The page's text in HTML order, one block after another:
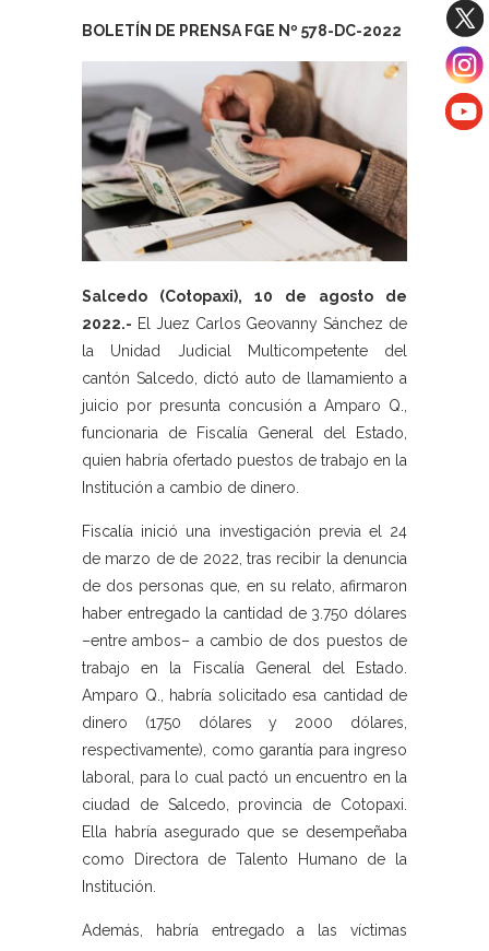
BOLETÍN DE PRENSA FGE Nº 578-DC-2022
Salcedo (Cotopaxi), 10 de agosto de
2022.- El Juez Carlos Geovanny Sánchez de
la Unidad Judicial Multicompetente del
cantón Salcedo, dictó auto de llamamiento a
juicio por presunta concusión a Amparo Q.,
funcionaria de Fiscalía General del Estado,
quien habría ofertado puestos de trabajo en la
Institución a cambio de dinero.
Fiscalía inició una investigación previa el 24
de marzo de de 2022, tras recibir la denuncia
de dos personas que, en su relato, afirmaron
haber entregado la cantidad de 3.750 dólares
–entre ambos– a cambio de dos puestos de
trabajo en la Fiscalía General del Estado.
Amparo Q., habría solicitado esa cantidad de
dinero (1750 dólares y 2000 dólares,
respectivamente), como garantía para ingreso
laboral, para lo cual pactó un encuentro en la
ciudad de Salcedo, provincia de Cotopaxi.
Ella habría asegurado que se desempeñaba
como Directora de Talento Humano de la
Institución.
Además, habría entregado a las víctimas